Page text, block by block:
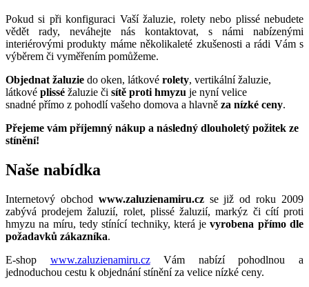
Pokud si při konfiguraci Vaší žaluzie, rolety nebo plissé nebudete
vědět rady, neváhejte nás kontaktovat, s námi nabízenými
interiérovými produkty máme několikaleté zkušenosti a rádi Vám s
výběrem či vyměřením pomůžeme.
Objednat žaluzie do oken, látkové rolety, vertikální žaluzie,
látkové plissé žaluzie či sítě proti hmyzu je nyní velice
snadné přímo z pohodlí vašeho domova a hlavně za nízké ceny.
Přejeme vám příjemný nákup a následný dlouholetý požitek ze
stínění!
Naše nabídka
Internetový obchod www.zaluzienamiru.czse již od roku 2009
zabývá prodejem žaluzií, rolet, plissé žaluzií, markýz či cítí proti
hmyzu na míru, tedy stínící techniky, která jevyrobena přímo dle
požadavků zákazníka.
E-shop www.zaluzienamiru.czVám nabízí pohodlnou a
jednoduchou cestu k objednání stínění za velice nízké ceny.